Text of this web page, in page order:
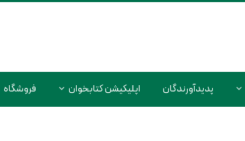
پدیدآورندگان اپلیکیشن کتابخوان فروشگاه